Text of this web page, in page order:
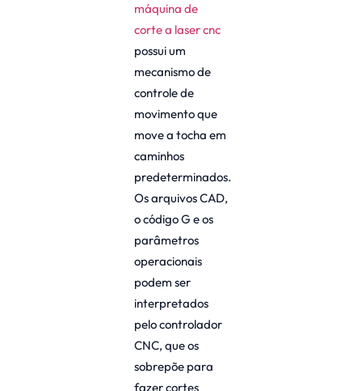
máquina de
corte a laser cnc
possui um
mecanismo de
controle de
movimento que
move a tocha em
caminhos
predeterminados.
Os arquivos CAD,
o código G e os
parâmetros
operacionais
podem ser
interpretados
pelo controlador
CNC, que os
sobrepõe para
fazer cortes